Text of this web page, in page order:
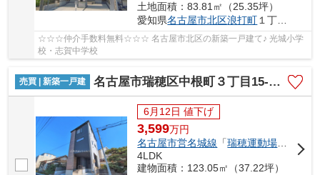
土地面積：83.81㎡（25.35坪）
愛知県名古屋市北区浪打町 １丁目37-4
☆☆☆仲介手数料無料☆☆☆ 名古屋市北区の新築一戸建て♪ 光城小学
校・志賀中学校
売買 | 新築一戸建 名古屋市瑞穂区中根町３丁目15-3【仲介手数料無料】新築一戸建て
6月12日 値下げ
3,599万円
名古屋市営名城線 「瑞穂運動場東
」駅
4LDK
建物面積：123.05㎡（37.22坪）